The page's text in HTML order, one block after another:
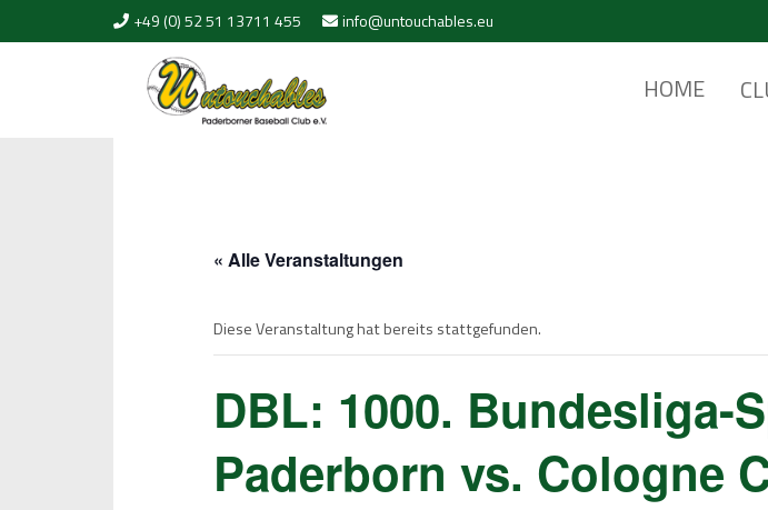
+49 (0) 52 51 13711 455 info@untouchables.eu
HOME
« Alle Veranstaltungen
Diese Veranstaltung hat bereits stattgefunden.
DBL: 1000. Bundesliga-
Paderborn vs. Cologne